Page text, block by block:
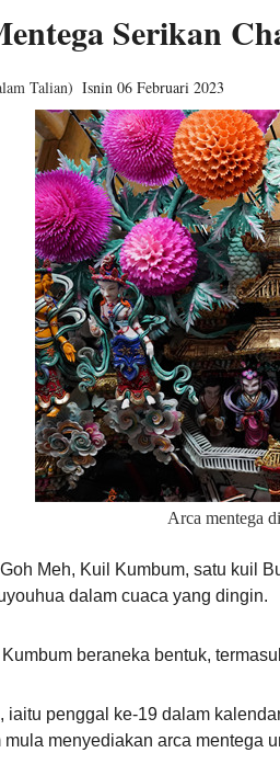
Serikan
Talian) Isnin 06 Februari 2023
Arca mentega
Meh, Kuil Kumbum, satu kuil
dalam cuaca yang dingin.
beraneka bentuk,
iaitu penggal ke-19 dalam
menyediakan arca mentega